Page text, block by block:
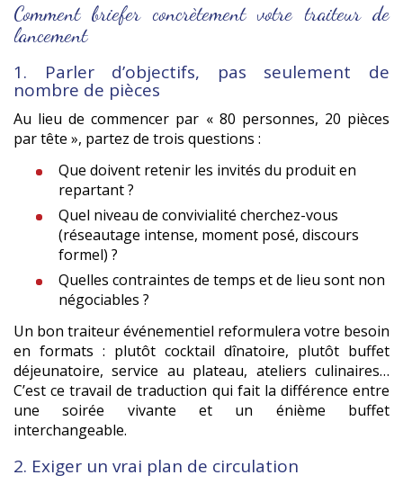
Comment briefer concrètement votre traiteur de
lancement
1. Parler d’objectifs, pas seulement de
nombre de pièces
Au lieu de commencer par « 80 personnes, 20 pièces
par tête », partez de trois questions :
Que doivent retenir les invités du produit en
repartant ?
Quel niveau de convivialité cherchez-vous
(réseautage intense, moment posé, discours
formel) ?
Quelles contraintes de temps et de lieu sont non
négociables ?
Un bon traiteur événementiel reformulera votre besoin
en formats : plutôt cocktail dînatoire, plutôt buffet
déjeunatoire, service au plateau, ateliers culinaires…
C’est ce travail de traduction qui fait la différence entre
une soirée vivante et un énième buffet
interchangeable.
2. Exiger un vrai plan de circulation